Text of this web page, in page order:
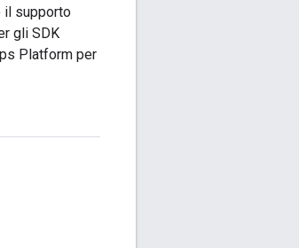
il supporto
gli SDK
Platform per